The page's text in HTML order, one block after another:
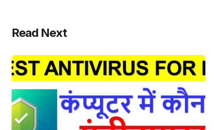
Read Next